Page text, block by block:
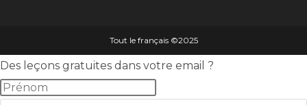
Tout le français ©️2025
Des leçons gratuites dans votre email ?